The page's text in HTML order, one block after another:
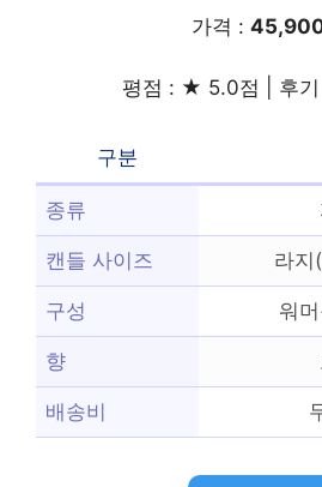
가격 :
평점 : ★ 5.0점 | 후
구분
종류
캔들 사이즈 라지
구성 워
향
배송비